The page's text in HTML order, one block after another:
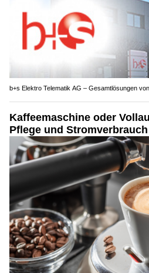
b+s Elektro Telematik AG – Gesamtlösungen
Kaffeemaschine oder
Pflege und